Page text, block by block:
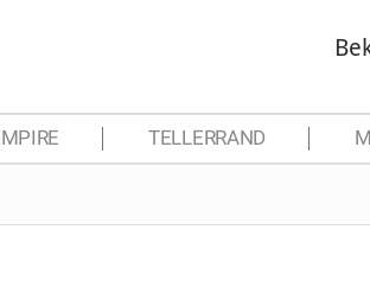
TELLERRAND